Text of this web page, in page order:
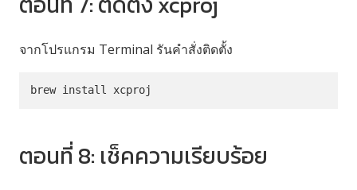
จากโปรแกรม Terminal รันคำสั่งติดตั้ง
brew install xcproj
ตอนที่ 8: เช็คความเรียบร้อย